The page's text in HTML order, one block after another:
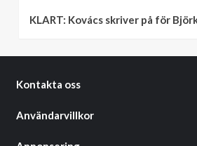
KLART: Kovács skriver på för
Kontakta oss
Användarvillkor